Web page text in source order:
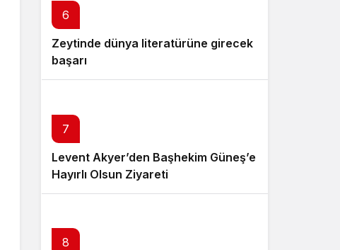
6
Zeytinde dünya literatürüne girecek
başarı
7
Levent Akyer’den Başhekim Güneş’e
Hayırlı Olsun Ziyareti
8